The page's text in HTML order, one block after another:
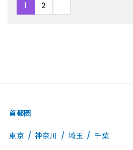
1 2
首都圏
東京 神奈川 埼玉 千葉